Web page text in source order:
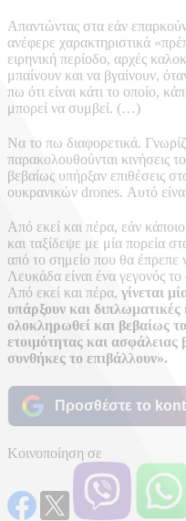
Απαντώντας στα εάν
ανέφερε χαρακτηριστικά
ειρηνική περίοδο, αρχές
μπαίνουν και να βγαίνουν,
πω ότι είναι κάτι το οποίο,
μπορεί να συμβεί. (…)
Να το πω διαφορετικά.
παρακολουθούνται κινήσεις
βεβαίως υπήρξαν επιθέσεις
ουκρανικών drones. Αυτό
Από εκεί και πέρα, εάν
και ταξίδεψε με μία πορεία
από το σημείο που θα έπρεπε
Λευκάδα είναι ένα γεγονός
Από εκεί και πέρα, γίνεται
υπάρξουν και διπλωματικές
ολοκληρωθεί και βεβαίως
ετοιμότητας και ασφάλειας
συνθήκες το επιβάλλουν».
Προσθέστε το
Κοινοποίηση σε